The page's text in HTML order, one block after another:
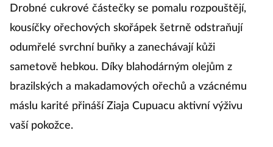
Drobné cukrové částečky se pomalu rozpouštějí,
kousíčky ořechových skořápek šetrně odstraňují
odumřelé svrchní buňky a zanechávají kůži
sametově hebkou. Díky blahodárným olejům z
brazilských a makadamových ořechů a vzácnému
máslu karité přináší Ziaja Cupuacu aktivní výživu
vaší pokožce.